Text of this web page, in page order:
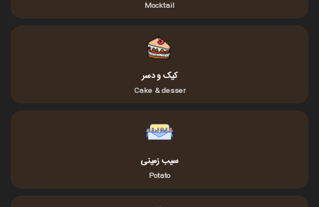
Mocktail
کیک و دسر
Cake & desser
سیب زمینی
Potato